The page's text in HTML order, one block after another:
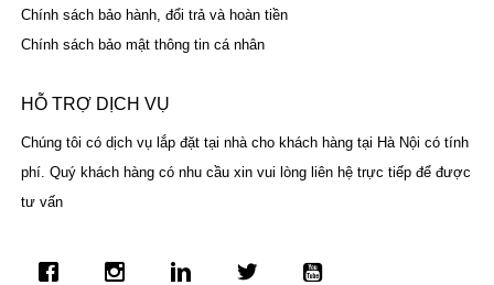
Chính sách bảo hành, đổi trả và hoàn tiền
Chính sách bảo mật thông tin cá nhân
HỖ TRỢ DỊCH VỤ
Chúng tôi có dịch vụ lắp đặt tại nhà cho khách hàng tại Hà Nội có tính
phí. Quý khách hàng có nhu cầu xin vui lòng liên hệ trực tiếp để được
tư vấn